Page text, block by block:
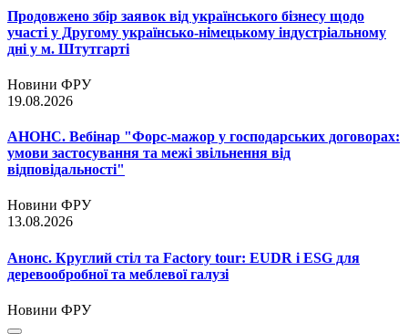
Продовжено збір заявок від українського бізнесу щодо
участі у Другому українсько-німецькому індустріальному
дні у м. Штутгарті
Новини ФРУ
19.08.2026
АНОНС. Вебінар "Форс-мажор у господарських договорах:
умови застосування та межі звільнення від
відповідальності"
Новини ФРУ
13.08.2026
Анонс. Круглий стіл та Factory tour: EUDR і ESG для
деревообробної та меблевої галузі
Новини ФРУ